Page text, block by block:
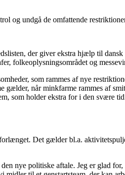
og undgå de omfattende
der giver ekstra hjælp til
folkeoplysningsområdet og
som rammes af nye
når minkfarme rammes af
som holder ekstra for i den svære
Det gælder bl.a.
nye politiske aftale. Jeg er glad